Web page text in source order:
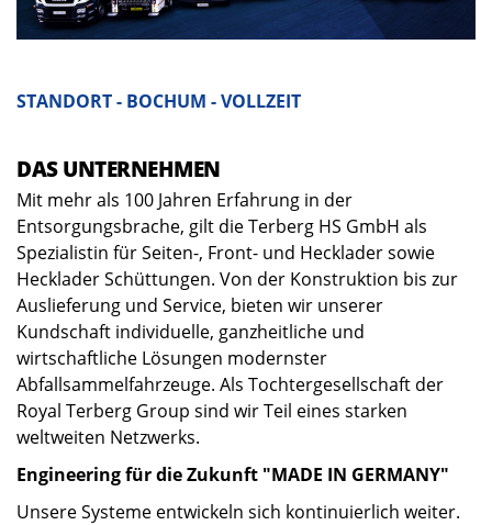
STANDORT - BOCHUM - VOLLZEIT
DAS UNTERNEHMEN
Mit mehr als 100 Jahren Erfahrung in der
Entsorgungsbrache, gilt die Terberg HS GmbH als
Spezialistin für Seiten-, Front- und Hecklader sowie
Hecklader Schüttungen. Von der Konstruktion bis zur
Auslieferung und Service, bieten wir unserer
Kundschaft individuelle, ganzheitliche und
wirtschaftliche Lösungen modernster
Abfallsammelfahrzeuge. Als Tochtergesellschaft der
Royal Terberg Group sind wir Teil eines starken
weltweiten Netzwerks.
Engineering für die Zukunft "MADE IN GERMANY"
Unsere Systeme entwickeln sich kontinuierlich weiter.